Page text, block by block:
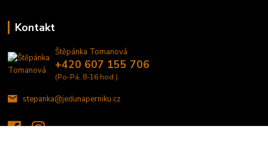
Kontakt
Štěpánka Tomanová
+420 607 155 706
(Po-Pá, 8-16 hod.)
stepanka@jedunaperniku.cz